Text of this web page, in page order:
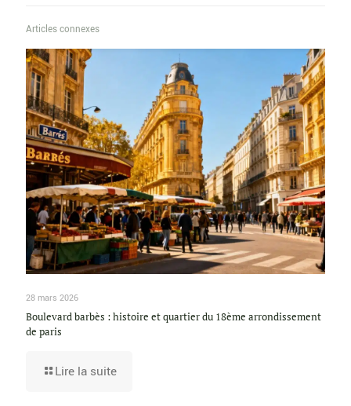
Articles connexes
28 mars 2026
Boulevard barbès : histoire et quartier du 18ème arrondissement
de paris
Lire la suite